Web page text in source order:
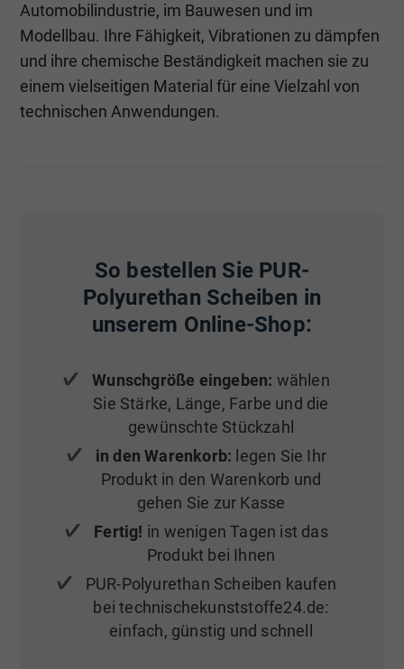
Automobilindustrie, im Bauwesen und im
Modellbau. Ihre Fähigkeit, Vibrationen zu dämpfen
und ihre chemische Beständigkeit machen sie zu
einem vielseitigen Material für eine Vielzahl von
technischen Anwendungen.
So bestellen Sie PUR-
Polyurethan Scheiben in
unserem Online-Shop:
Wunschgröße eingeben: wählen
Sie Stärke, Länge, Farbe und die
gewünschte Stückzahl
in den Warenkorb: legen Sie Ihr
Produkt in den Warenkorb und
gehen Sie zur Kasse
Fertig! in wenigen Tagen ist das
Produkt bei Ihnen
PUR-Polyurethan Scheiben kaufen
bei technischekunststoffe24.de:
einfach, günstig und schnell